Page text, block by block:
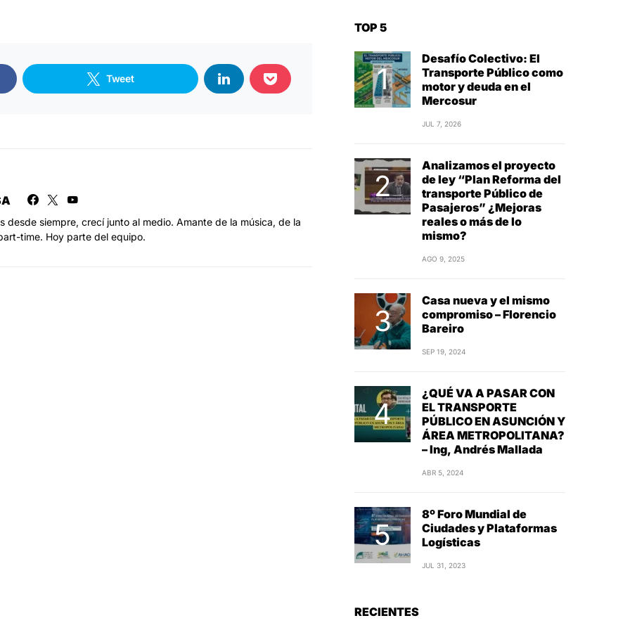
Tweet
desde siempre, crecí junto al medio. Amante de la música, de la
time. Hoy parte del equipo.
TOP 5
Desafío Colectivo: El
Transporte Público como
motor y deuda en el
Mercosur
JUL 7, 2026
Analizamos el proyecto
de ley “Plan Reforma del
transporte Público de
Pasajeros” ¿Mejoras
reales o más de lo
mismo?
AGO 9, 2025
Casa nueva y el mismo
compromiso – Florencio
Bareiro
SEP 19, 2024
¿QUÉ VA A PASAR CON
EL TRANSPORTE
PÚBLICO EN ASUNCIÓN Y
ÁREA METROPOLITANA?
– Ing, Andrés Mallada
ABR 5, 2024
8º Foro Mundial de
Ciudades y Plataformas
Logísticas
JUL 31, 2023
RECIENTES